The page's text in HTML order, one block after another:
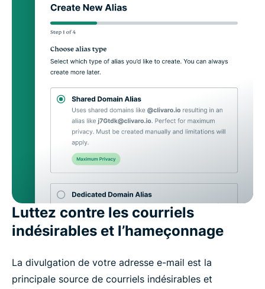
Luttez contre les courriels
indésirables et l’hameçonnage
La divulgation de votre adresse e-mail est la
principale source de courriels indésirables et